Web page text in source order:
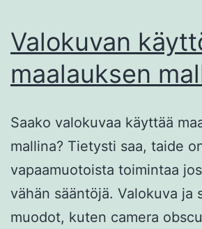
Valokuvan
maalauksen
Saako valokuvaa käyttää
mallina? Tietysti saa, taide
vapaamuotoista toimintaa
vähän sääntöjä. Valokuva ja
muodot, kuten camera